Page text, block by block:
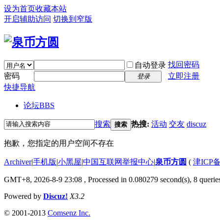
设为首页收藏本站
开启辅助访问 切换到窄版
自动登录 找回密码
密码
登录
立即注册
快捷导航
论坛BBS
搜索 搜索 热搜: 活动 交友 discuz
抱歉，您指定的用户空间不存在
Archiver|手机版|小黑屋|中国互联网举报中心|泉币方圆 ( 津ICP
GMT+8, 2026-8-9 23:08 , Processed in 0.080279 second(s), 8
Powered by Discuz! X3.2
© 2001-2013 Comsenz Inc.